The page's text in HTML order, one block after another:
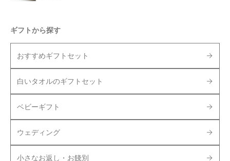
ギフトから探す
おすすめギフトセット
白いタオルのギフトセット
ベビーギフト
ウェディング
小さなお返し・お餞別